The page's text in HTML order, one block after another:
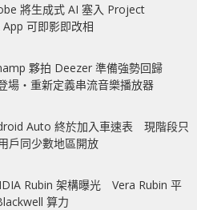
將生成式 AI 塞入 Project
可即影即改相
夥拍 Deezer 準備強勢回歸
場‧重新定義串流音樂播放器
Auto 終於加入車速表 現階段只
戶同少數地區開放
Rubin 架構曝光 Vera Rubin 平
算力